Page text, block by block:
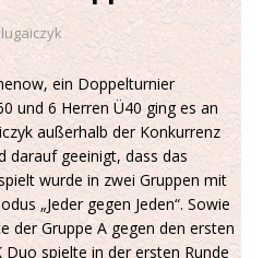
ein Doppelturnier
und 6 Herren Ü40 ging es an
außerhalb der Konkurrenz
darauf geeinigt, dass das
wurde in zwei Gruppen mit
„Jeder gegen Jeden“. Sowie
der Gruppe A gegen den ersten
Duo spielte in der ersten Runde